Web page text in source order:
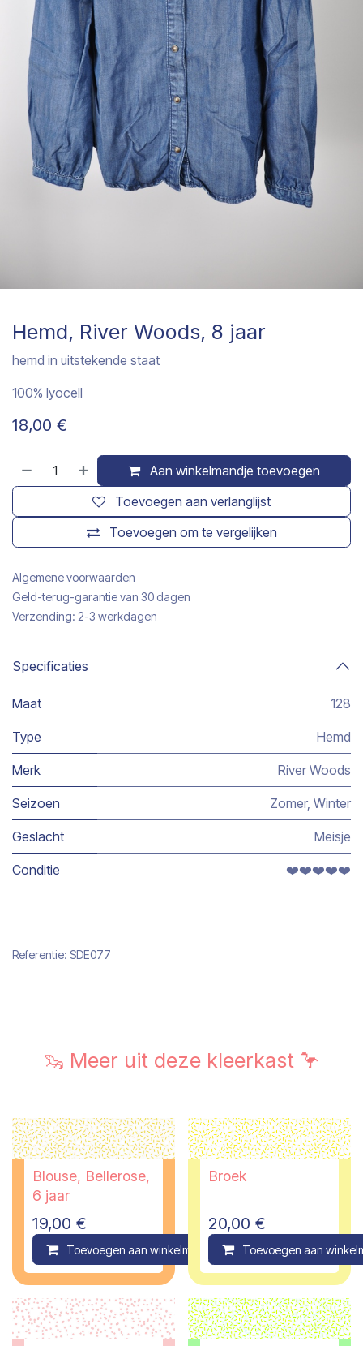
Hemd, River Woods, 8 jaar
hemd in uitstekende staat
100% lyocell
18,00 €
Aan winkelmandje toevoegen
Toevoegen om te vergelijken
Toevoegen aan verlanglijst
Algemene voorwaarden
Geld-terug-garantie van 30 dagen
Verzending: 2-3 werkdagen
Specificaties
Maat 128
Type Hemd
Merk River Woods
Seizoen Zomer, Winter
Geslacht Meisje
Conditie ❤️❤️❤️❤️❤️
Referentie: SDE077
🦦 Meer uit deze kleerkast 🦩
Blouse, Bellerose,
6 jaar
19,00 €
Toevoegen aan winkelmandje Compare
Broek
20,00 €
Toevoegen aan